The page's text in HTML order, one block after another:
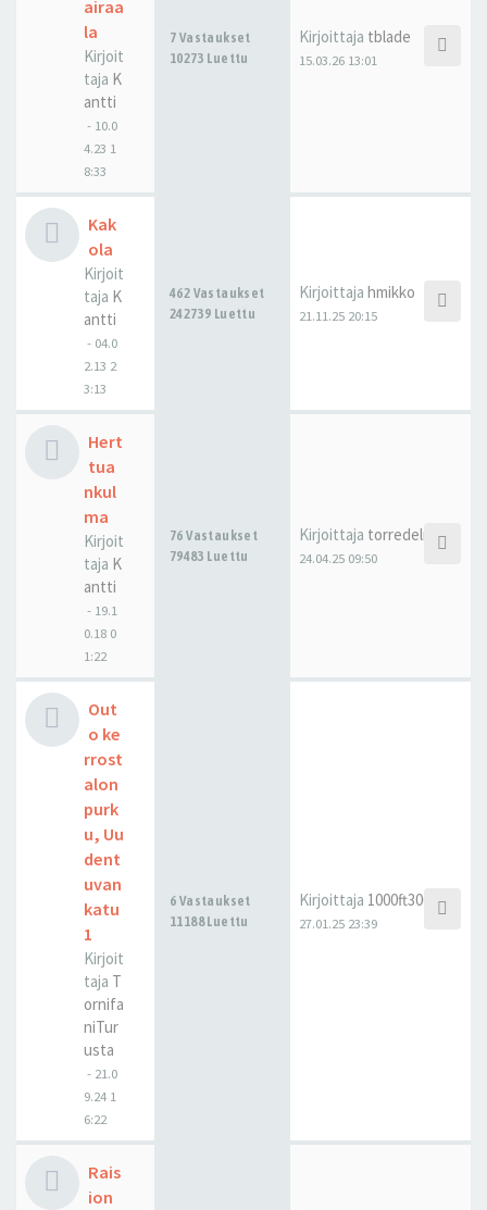
airaa
la
Kirjoit
taja K
antti
- 10.0
4.23 1
8:33
7 Vastaukset
10273 Luettu
Kirjoittaja tblade
15.03.26 13:01
Kak
ola
Kirjoit
taja K
antti
- 04.0
2.13 2
3:13
462 Vastaukset
242739 Luettu
Kirjoittaja hmikko
21.11.25 20:15
Hert
tua
nkul
ma
Kirjoit
taja K
antti
- 19.1
0.18 0
1:22
76 Vastaukset
79483 Luettu
Kirjoittaja torredelmar
24.04.25 09:50
Out
o ke
rrost
alon
purk
u, Uu
dent
uvan
katu
1
Kirjoit
taja T
ornifa
niTur
usta
- 21.0
9.24 1
6:22
6 Vastaukset
11188 Luettu
Kirjoittaja 1000ft300m
27.01.25 23:39
Rais
ion